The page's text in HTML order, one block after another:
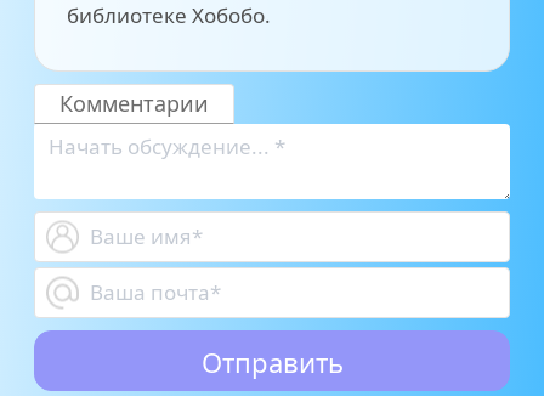
библиотеке Хобобо.
Комментарии